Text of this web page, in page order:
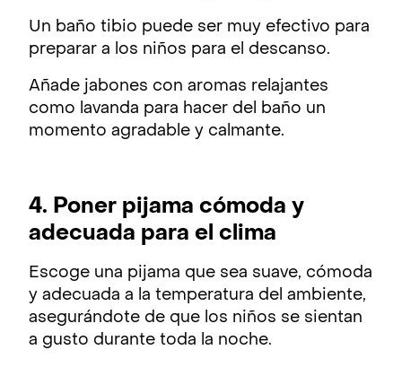
Un baño tibio puede ser muy efectivo para
preparar a los niños para el descanso.
Añade jabones con aromas relajantes
como lavanda para hacer del baño un
momento agradable y calmante.
4. Poner pijama cómoda y
adecuada para el clima
Escoge una pijama que sea suave, cómoda
y adecuada a la temperatura del ambiente,
asegurándote de que los niños se sientan
a gusto durante toda la noche.